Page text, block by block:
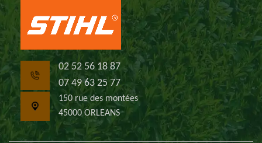
02 52 56 18 87
07 49 63 25 77
150 rue des montées
45000 ORLEANS